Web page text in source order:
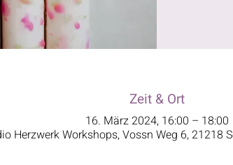
Zeit & Ort
16. März 2024, 16:00 – 18:00
Herzwerk Workshops, Vossn Weg 6, 21218